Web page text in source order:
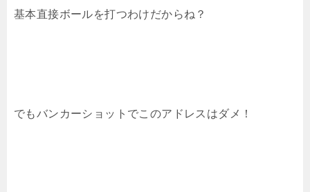
基本直接ボールを打つわけだからね？
でもバンカーショットでこのアドレスはダメ！